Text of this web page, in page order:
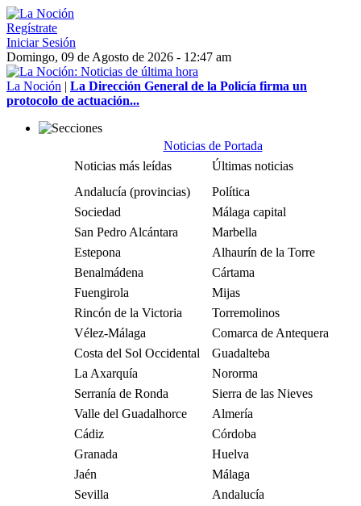
Regístrate
Iniciar Sesión
Domingo, 09 de Agosto de 2026 - 12:47 am
La Noción | La Dirección General de la Policía firma un
protocolo de actuación...
Noticias de Portada
Noticias más leídas
Últimas noticias
Andalucía (provincias)
Política
Sociedad
Málaga capital
San Pedro Alcántara
Marbella
Estepona
Alhaurín de la Torre
Benalmádena
Cártama
Fuengirola
Mijas
Rincón de la Victoria
Torremolinos
Vélez-Málaga
Comarca de Antequera
Costa del Sol Occidental
Guadalteba
La Axarquía
Nororma
Serranía de Ronda
Sierra de las Nieves
Valle del Guadalhorce
Almería
Cádiz
Córdoba
Granada
Huelva
Jaén
Málaga
Sevilla
Andalucía